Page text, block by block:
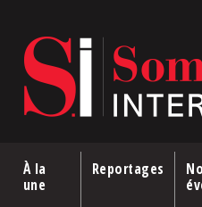
À la
une
Reportages